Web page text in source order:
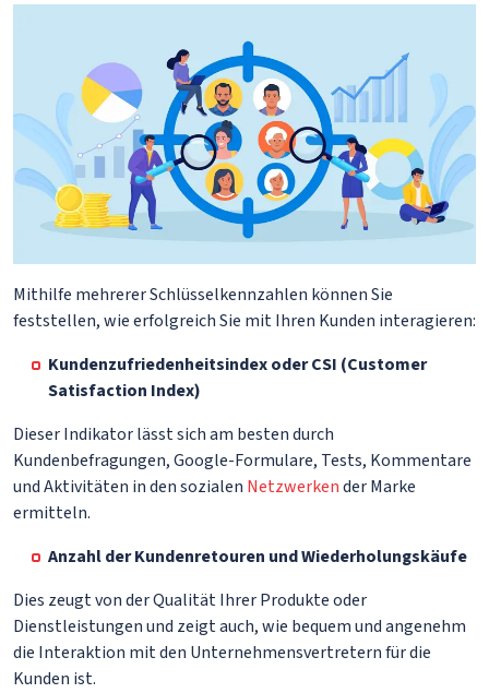
Mithilfe mehrerer Schlüsselkennzahlen können Sie
feststellen, wie erfolgreich Sie mit Ihren Kunden interagieren:
Kundenzufriedenheitsindex oder CSI (Customer
Satisfaction Index)
Dieser Indikator lässt sich am besten durch
Kundenbefragungen, Google-Formulare, Tests, Kommentare
und Aktivitäten in den sozialen Netzwerkender Marke
ermitteln.
Anzahl der Kundenretouren und Wiederholungskäufe
Dies zeugt von der Qualität Ihrer Produkte oder
Dienstleistungen und zeigt auch, wie bequem und angenehm
die Interaktion mit den Unternehmensvertretern für die
Kunden ist.